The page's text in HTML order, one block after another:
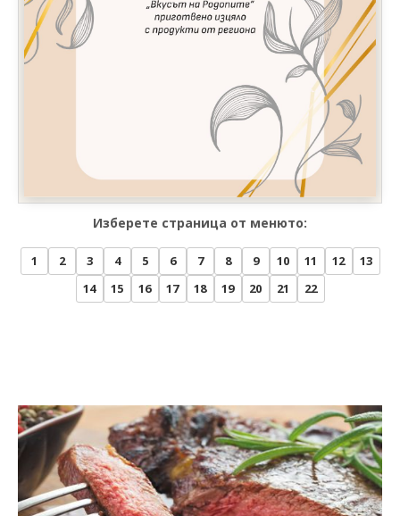
Изберете страница от менюто:
1 2 3 4 5 6 7 8 9 10 11 12
13
14
15 16 17 18 19 20 21 22